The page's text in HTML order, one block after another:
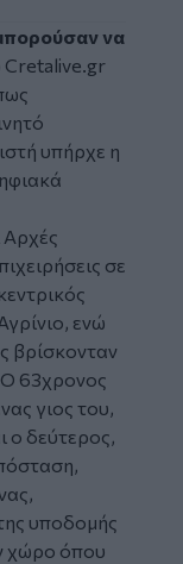
να
Cretalive.gr
υπήρχε η
Αρχές
σε
ενώ
βρίσκονταν
Ο 63χρονος
γιος του,
ο δεύτερος,
υποδομής
χώρο όπου